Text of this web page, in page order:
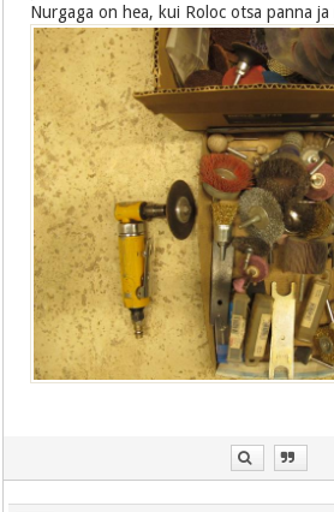
Nurgaga on hea, kui Roloc otsa panna ja